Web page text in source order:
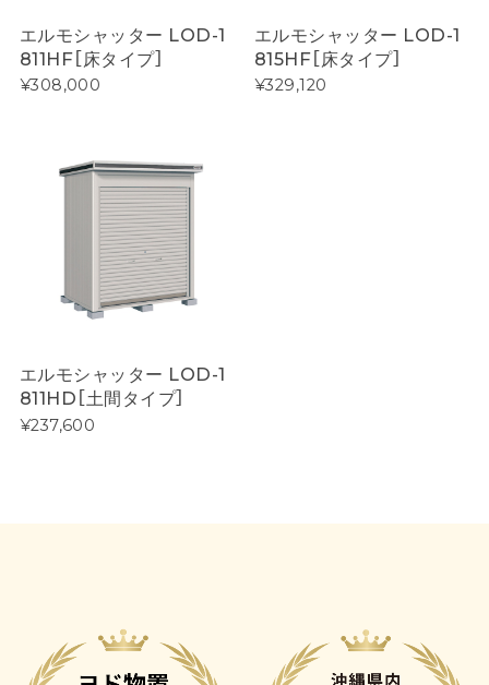
エルモシャッター LOD-1
811HF［床タイプ］
¥308,000
エルモシャッター LOD-1
815HF［床タイプ］
¥329,120
エルモシャッター LOD-1
811HD［土間タイプ］
¥237,600